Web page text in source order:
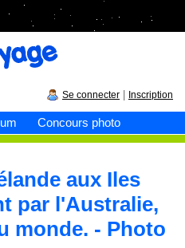
Concours photo
Se connecter Inscription
aux Iles
par l'Australie,
monde. - Photo